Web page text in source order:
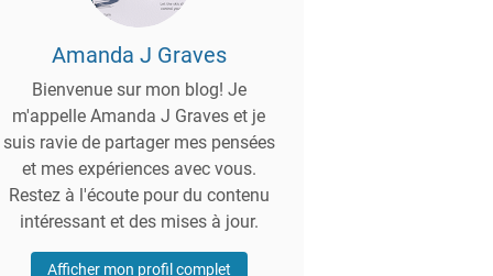
Amanda J Graves
Bienvenue sur mon blog! Je
m'appelle Amanda J Graves et je
suis ravie de partager mes pensées
et mes expériences avec vous.
Restez à l'écoute pour du contenu
intéressant et des mises à jour.
Afficher mon profil complet